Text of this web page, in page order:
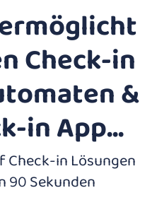
Check-in
&
in App...
Check-in Lösungen
90 Sekunden